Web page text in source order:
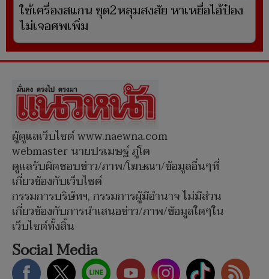
ใช้เครื่องสแกน ขุด2หลุมสงสัย หาเหยื่อไอ้ป๋อง
ไม่เจอศพเพิ่ม
ผู้ดูแลเว็บไซต์ www.naewna.com
webmaster นายปรเมษฐ์ ภู่โต
ดูแลรับผิดชอบข่าว/ภาพ/โฆษณา/ข้อมูลอื่นๆที่
เกี่ยวข้องกับเว็บไซต์
กรรมการบริษัทฯ, กรรมการผู้มีอำนาจ ไม่มีส่วน
เกี่ยวข้องกับการนำเสนอข่าว/ภาพ/ข้อมูลใดๆใน
เว็บไซต์ทั้งสิ้น
Social Media